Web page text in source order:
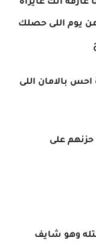
انك عايزاه
يوم اللى حصلك
بالامان اللى
على
وهو شايف